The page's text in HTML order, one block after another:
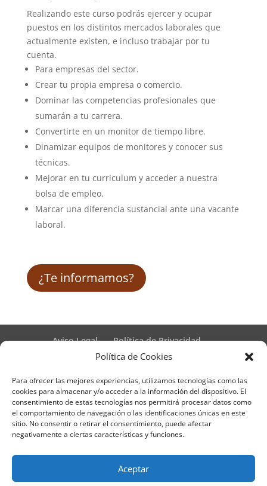
Política de Cookies
Para ofrecer las mejores experiencias, utilizamos tecnologías como las
cookies para almacenar y/o acceder a la información del dispositivo. El
consentimiento de estas tecnologías nos permitirá procesar datos como
el comportamiento de navegación o las identificaciones únicas en este
sitio. No consentir o retirar el consentimiento, puede afectar
negativamente a ciertas características y funciones.
Aceptar
Realizando este curso podrás ejercer y ocupar
puestos en los distintos mercados laborales que
actualmente existen, e incluso trabajar por tu
cuenta.
Para empresas del sector.
Crear tu propia empresa o comercio.
Dominar las competencias profesionales que
sumarán a tu carrera.
Convertirte en un monitor de tiempo libre.
Dinamizar equipos de monitores y conocer sus
técnicas.
Mejorar en tu curriculum y acceder a nuestra
bolsa de empleo.
Marcar una diferencia sustancial ante una vacante
laboral.
¿Te informamos?
Aviso Legal
Política de Privacidad
Términos y condiciones – Contrato de matrícula
Formulario de Datos necesarios para alta
Métodos de pago SEQURA
Métodos de pago
Formulario de Acción Formativa
Formulario de responsabilidad de APPCC
Plantilla formación bonificada
Formulario uso de imagen
Centros colaboradores